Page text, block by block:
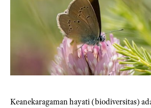
Keanekaragaman hayati (biodiversitas)